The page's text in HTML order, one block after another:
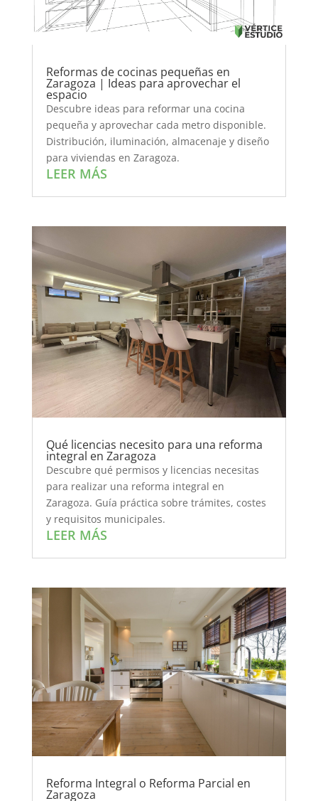
Reformas de cocinas pequeñas en
Zaragoza | Ideas para aprovechar el
espacio
Descubre ideas para reformar una cocina
pequeña y aprovechar cada metro disponible.
Distribución, iluminación, almacenaje y diseño
para viviendas en Zaragoza.
LEER MÁS
Qué licencias necesito para una reforma
integral en Zaragoza
Descubre qué permisos y licencias necesitas
para realizar una reforma integral en
Zaragoza. Guía práctica sobre trámites, costes
y requisitos municipales.
LEER MÁS
Reforma Integral o Reforma Parcial en
Zaragoza